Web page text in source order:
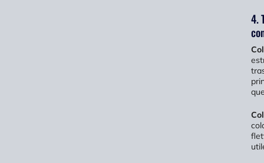
4.